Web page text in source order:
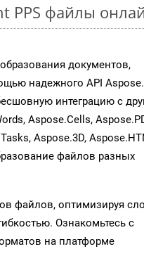
PPS файлы
документов,
надежного API
интеграцию с
Aspose.Cells,
Aspose.3D,
файлов разных
файлов, оптимизируя
Ознакомьтесь с
на платформе